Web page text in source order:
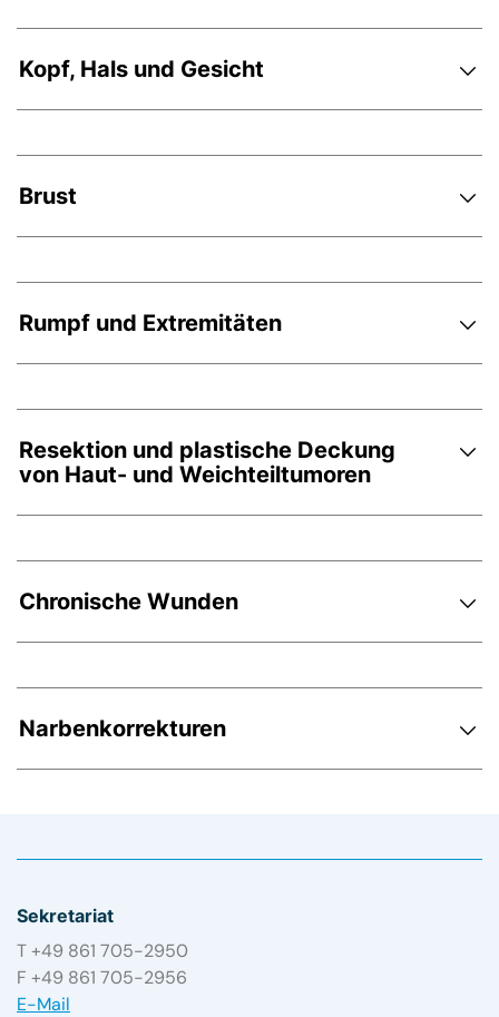
Kopf, Hals und Gesicht
Brust
Rumpf und Extremitäten
Resektion und plastische Deckung
von Haut- und Weichteiltumoren
Chronische Wunden
Narbenkorrekturen
Sekretariat
T +49 861 705-2950
F +49 861 705-2956
E-Mail